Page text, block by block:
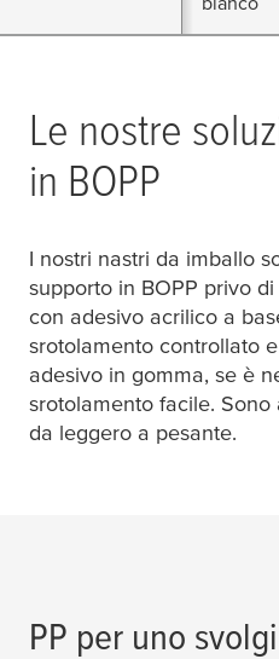
Le nostre
in BOPP
I nostri nastri da imballo
supporto in BOPP privo
con adesivo acrilico a
srotolamento controllato
adesivo in gomma, se è
srotolamento facile.
da leggero a pesante.
PP per uno